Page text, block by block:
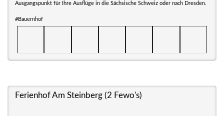
Ausgangspunkt für Ihre Ausflüge in die Sächsische Schweiz oder nach Dresden.
#Bauernhof
Ferienhof Am Steinberg (2 Fewo's)